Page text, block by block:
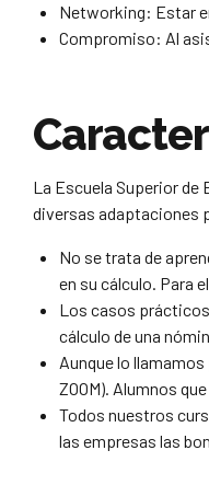
Networking: Estar
Compromiso: Al
La Escuela Superior
diversas adaptaciones
No se trata de
en su cálculo. Para
Los casos
cálculo de una
Aunque lo
ZOOM). Alumnos
Todos nuestros
las empresas las